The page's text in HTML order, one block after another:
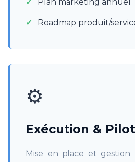
Plan marketing annuel
Roadmap produit/
⚙️
Exécution &
Mise en place et gestion